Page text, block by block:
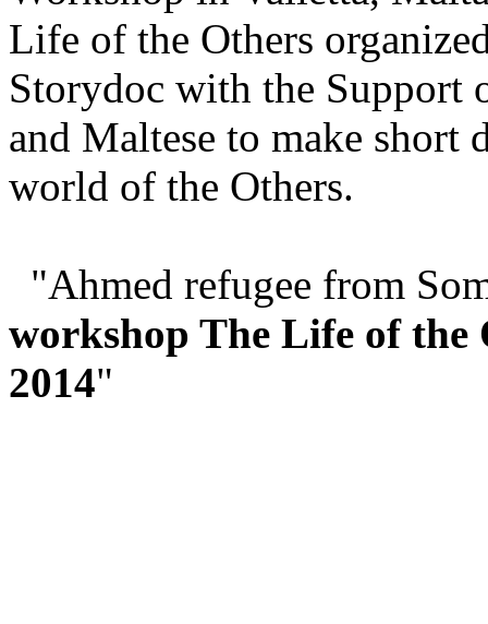
Life of the Others
Storydoc with the Support
and Maltese to make short
world of the Others.
"Ahmed refugee from
workshop The Life of
2014"